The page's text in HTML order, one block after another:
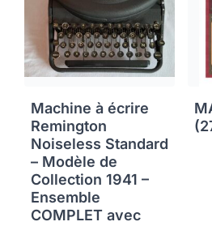
Machine à écrire
Remington
Noiseless Standard
– Modèle de
Collection 1941 –
Ensemble
COMPLET avec